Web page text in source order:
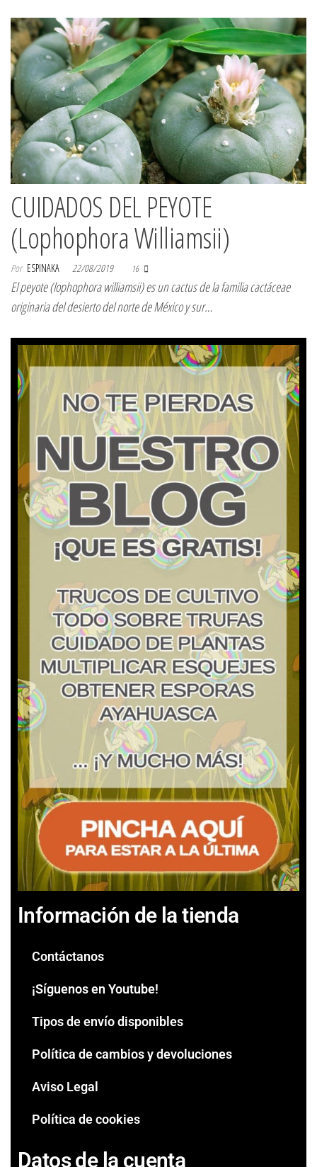
CUIDADOS DEL PEYOTE
(Lophophora Williamsii)
Por ESPINAKA 22/08/2019 16
El peyote (lophophora williamsii) es un cactus de la familia cactáceae
originaria del desierto del norte de México y sur…
Información de la tienda
Contáctanos
¡Síguenos en Youtube!
Tipos de envío disponibles
Política de cambios y devoluciones
Aviso Legal
Política de cookies
Datos de la cuenta